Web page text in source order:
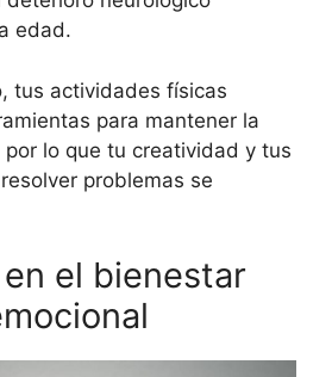
edad.
tus actividades físicas
para mantener la
lo que tu creatividad y tus
problemas se
el bienestar